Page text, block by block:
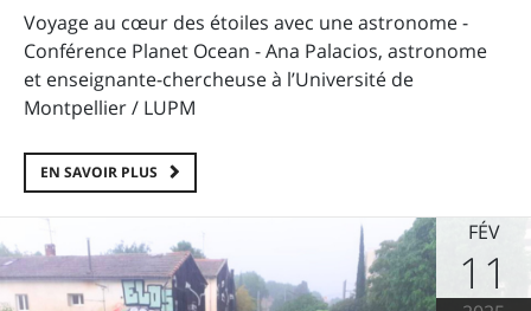
Voyage au cœur des étoiles avec une astronome -
Conférence Planet Ocean - Ana Palacios, astronome
et enseignante-chercheuse à l’Université de
Montpellier / LUPM
EN SAVOIR PLUS
FÉV
11